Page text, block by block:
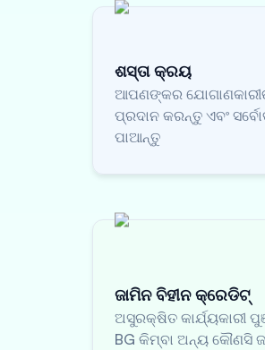
ଶସ୍ତା କ୍ରୟ
ଆପଣଙ୍କର
ପ୍ରଦାନ କରନ୍ତୁ ଏବଂ
ପାଆନ୍ତୁ
ଜାମିନ ବିହୀନ କ୍ରେଡିଟ୍
ଅସୁରକ୍ଷିତ କାର୍ଯ୍ୟକାରୀ
BG କିମ୍ବା ଅନ୍ୟ କୌଣସି